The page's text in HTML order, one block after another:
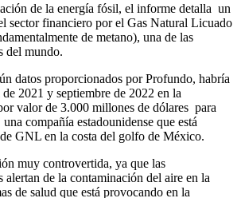
de la energía fósil, el informe detalla un
sector financiero por el Gas Natural Licuado
de metano), una de las
del mundo.
datos proporcionados por Profundo, habría
2021 y septiembre de 2022 en la
valor de 3.000 millones de dólares para
compañía estadounidense que está
GNL en la costa del golfo de México.
muy controvertida, ya que las
alertan de la contaminación del aire en la
de salud que está provocando en la